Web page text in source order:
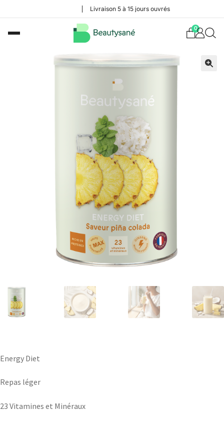
Livraison 5 à 15 jours ouvrés
0
Energy Diet
Repas léger
23 Vitamines et Minéraux